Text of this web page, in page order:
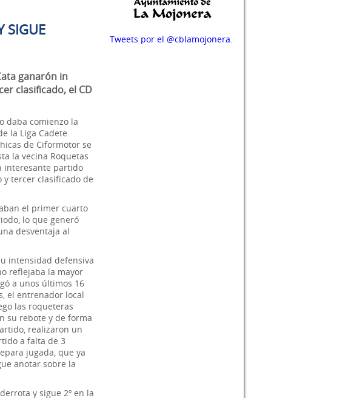
SIGUE
ganarón in
clasificado, el CD
daba comienzo la
la Liga Cadete
de Ciformotor se
la vecina Roquetas
interesante partido
y tercer clasificado de
el primer cuarto
lo que generó
desventaja al
intensidad defensiva
reflejaba la mayor
a unos últimos 16
el entrenador local
las roqueteras
su rebote y de forma
realizaron un
a falta de 3
jugada, que ya
anotar sobre la
y sigue 2º en la
Tweets por el @cblamojonera.